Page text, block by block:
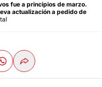
fue a principios de marzo.
actualización a pedido de